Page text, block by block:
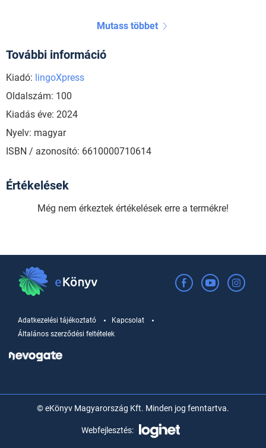
Mutass többet
További információ
Kiadó: lingoXpress
Oldalszám: 100
Kiadás éve: 2024
Nyelv: magyar
ISBN / azonosító: 6610000710614
Értékelések
Még nem érkeztek értékelések erre a termékre!
Adatkezelési tájékoztató
Kapcsolat
Általános szerződési feltételek
© eKönyv Magyarország Kft. Minden jog fenntartva.
Webfejlesztés: